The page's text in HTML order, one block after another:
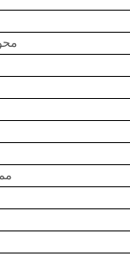
600 * 400 *